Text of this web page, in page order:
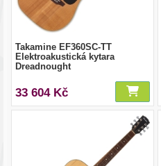
Takamine EF360SC-TT
Elektroakustická kytara
Dreadnought
33 604 Kč